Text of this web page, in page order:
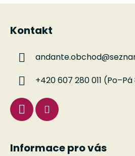
Kontakt
andante.obchod@
+420 607 280 011
Informace pro vás